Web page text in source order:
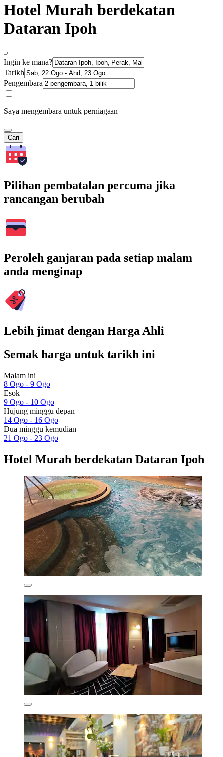
Hotel Murah berdekatan
Dataran Ipoh
Ingin ke mana?
Tarikh
Pengembara
Saya mengembara untuk perniagaan
Cari
Pilihan pembatalan percuma jika
rancangan berubah
Peroleh ganjaran pada setiap malam
anda menginap
Lebih jimat dengan Harga Ahli
Semak harga untuk tarikh ini
Malam ini
8 Ogo - 9 Ogo
Esok
9 Ogo - 10 Ogo
Hujung minggu depan
14 Ogo - 16 Ogo
Dua minggu kemudian
21 Ogo - 23 Ogo
Hotel Murah berdekatan Dataran Ipoh